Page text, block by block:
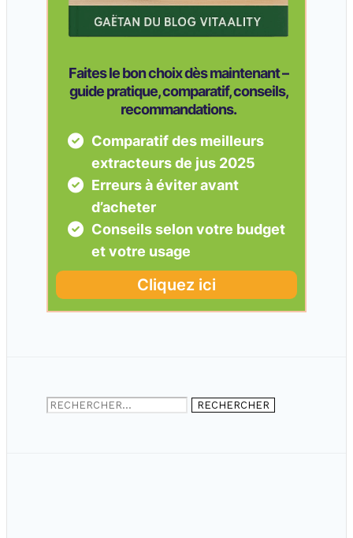
Rechercher :